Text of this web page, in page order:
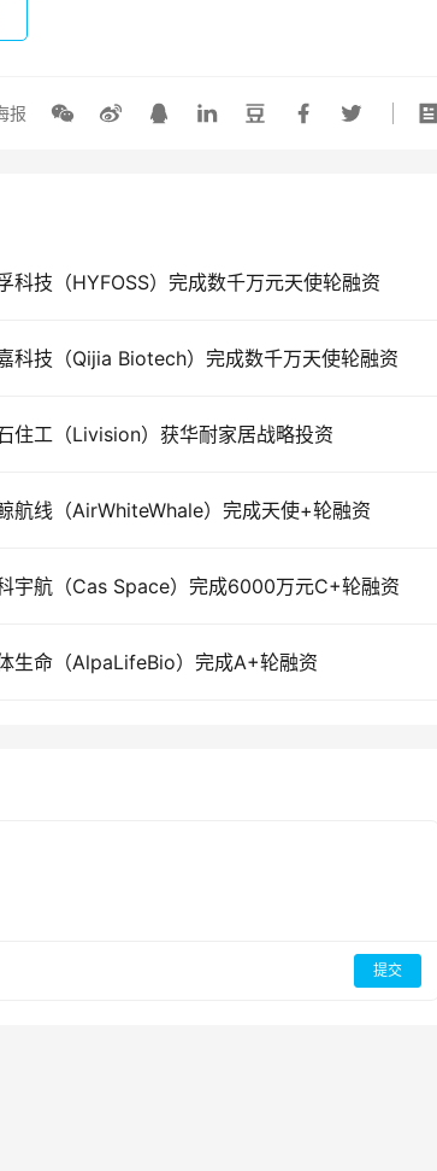
报
科技（HYFOSS）完成数千万元天使轮融资
科技（Qijia Biotech）完成数千万天使轮融资
住工（Livision）获华耐家居战略投资
航线（AirWhiteWhale）完成天使+轮融资
宇航（Cas Space）完成6000万元C+轮融资
生命（AlpaLifeBio）完成A+轮融资
提交